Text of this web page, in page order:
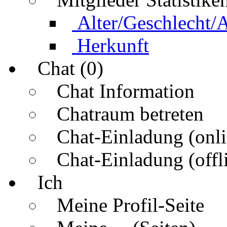
Alter/Geschlecht/
Herkunft
Chat (0)
Chat Information
Chatraum betreten
Chat-Einladung
Chat-Einladung
Ich
Meine Profil-Seite